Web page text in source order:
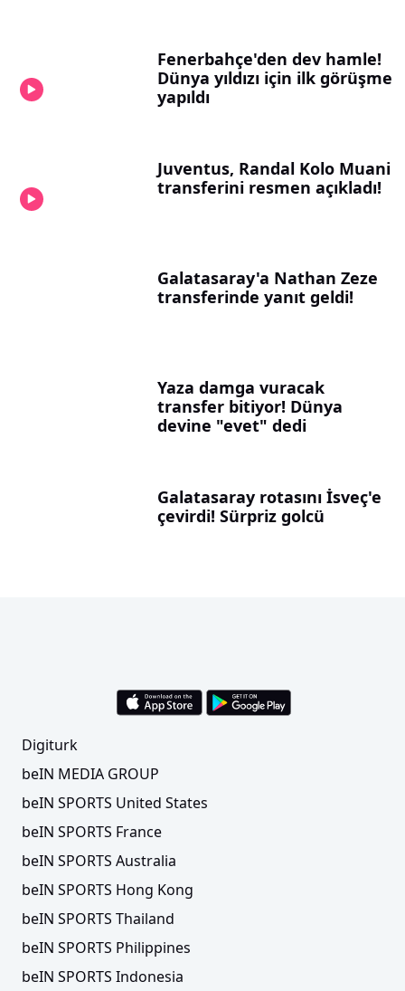
Fenerbahçe'den dev hamle!
Dünya yıldızı için ilk görüşme
yapıldı
Juventus, Randal Kolo Muani
transferini resmen açıkladı!
Galatasaray'a Nathan Zeze
transferinde yanıt geldi!
Yaza damga vuracak
transfer bitiyor! Dünya
devine "evet" dedi
Galatasaray rotasını İsveç'e
çevirdi! Sürpriz golcü
Digiturk
beIN MEDIA GROUP
beIN SPORTS United States
beIN SPORTS France
beIN SPORTS Australia
beIN SPORTS Hong Kong
beIN SPORTS Thailand
beIN SPORTS Philippines
beIN SPORTS Indonesia